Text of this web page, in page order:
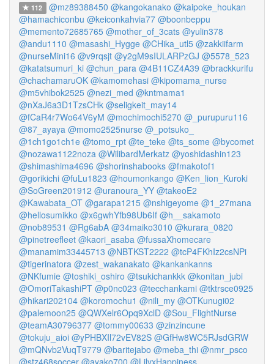
112 @mz89388450 @kangokanako @kaipoke_houkan
@hamachiconbu @keiconkahvia77 @boonbeppu
@memento72685765 @mother_of_3cats @yulin378
@andu1110 @masashi_Hygge @CHika_utl5 @zakkiifarm
@nurseMini16 @v9rqsjt @y2gM9sIULARPzGJ @5578_523
@katatsumuri_ki @chun_para @4B11CZ4A39 @brackkurifu
@chachamaruOK @kamomehasi @kipomama_nurse
@m5vhibok2525 @nezi_med @kntmama1
@nXaJ6a3D1TzsCHk @seligkeit_may14
@fCaR4r7Wo64V6yM @mochimochi5270 @_purupuru116
@87_ayaya @momo2525nurse @_potsuko_
@1ch1go1ch1e @tomo_rpt @te_teke @ts_some @bycomet
@nozawa1122noza @WilibardMerkatz @yoshidashin123
@shimashima4696 @shorinshabooks @fmakotof1
@gorikichi @fuLu1823 @houmonkango @Ken_lion_Kuroki
@SoGreen201912 @uranoura_YY @takeoE2
@Kawabata_OT @garapa1215 @nshigeyome @1_27mana
@hellosumikko @x6gwhYfb98Ub6If @h__sakamoto
@nob89531 @Rg6abA @34maiko3010 @kurara_0820
@pinetreefleet @kaori_asaba @fussaXhomecare
@manamim33445713 @NBTKST2222 @tcP4FKhIz2csNPi
@tigerinatora @zest_wakanakato @kankankanns
@NKfumie @toshiki_oshiro @tsukichankkk @konitan_jubi
@OmoriTakashiPT @p0nc023 @tecchankami @tktrsce0925
@hikari202104 @koromochu1 @nili_my @OTKunugi02
@palemoon25 @QWXelr6Opq9XclD @Sou_FlightNurse
@teamA30796377 @tommy00633 @zinzincune
@tokuju_aioi @yPHBXIl72vEV82S @GfHw8WC5RJsdGRW
@mQNvb2VuqT9779 @baritejabo @meba_thi @nmr_psco
@stz468soccer @ayako700 @LilyxHappiness